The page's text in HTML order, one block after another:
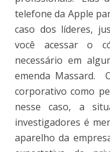
telefone da Apple
caso dos líderes,
você acessar o
necessário em
emenda Massard.
corporativo como
nesse caso, a
investigadores é
aparelho da